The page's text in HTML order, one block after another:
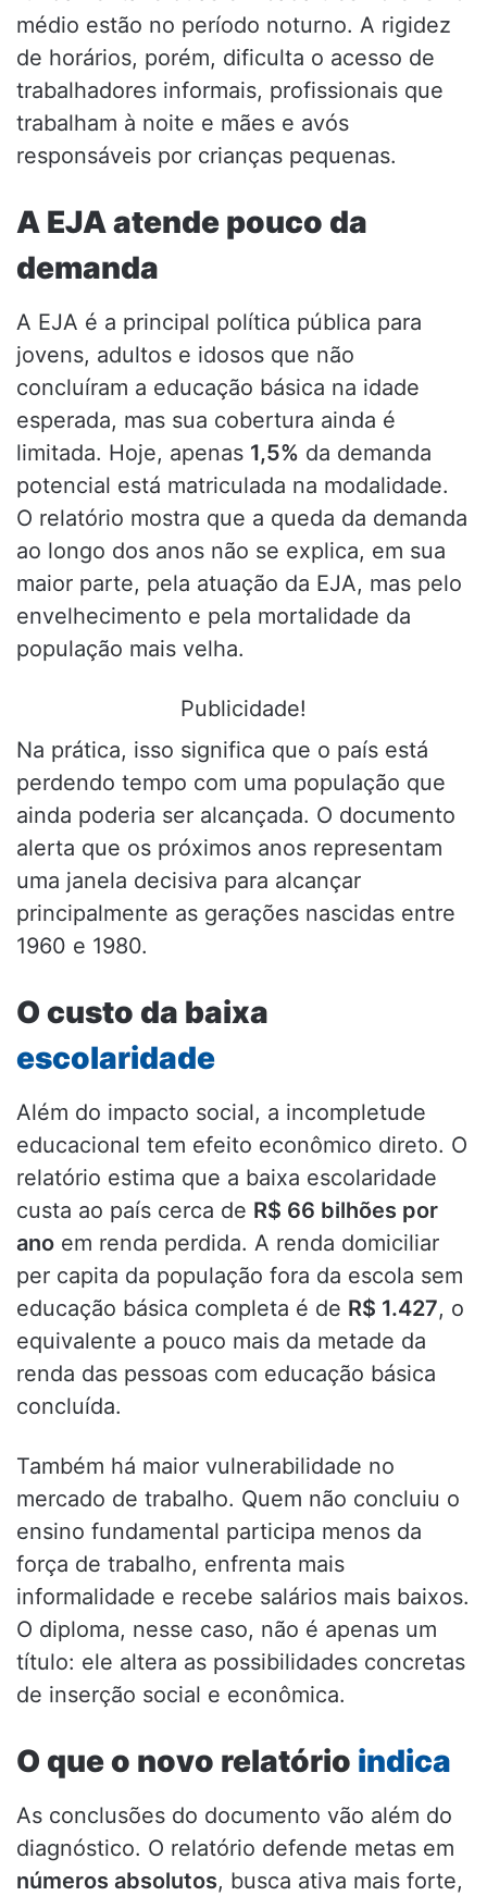
médio estão no período noturno. A rigidez
de horários, porém, dificulta o acesso de
trabalhadores informais, profissionais que
trabalham à noite e mães e avós
responsáveis por crianças pequenas.
A EJA atende pouco da
demanda
A EJA é a principal política pública para
jovens, adultos e idosos que não
concluíram a educação básica na idade
esperada, mas sua cobertura ainda é
limitada. Hoje, apenas 1,5% da demanda
potencial está matriculada na modalidade.
O relatório mostra que a queda da demanda
ao longo dos anos não se explica, em sua
maior parte, pela atuação da EJA, mas pelo
envelhecimento e pela mortalidade da
população mais velha.
Publicidade!
Na prática, isso significa que o país está
perdendo tempo com uma população que
ainda poderia ser alcançada. O documento
alerta que os próximos anos representam
uma janela decisiva para alcançar
principalmente as gerações nascidas entre
1960 e 1980.
O custo da baixa
escolaridade
Além do impacto social, a incompletude
educacional tem efeito econômico direto. O
relatório estima que a baixa escolaridade
custa ao país cerca de R$ 66 bilhões por
ano em renda perdida. A renda domiciliar
per capita da população fora da escola sem
educação básica completa é de R$ 1.427, o
equivalente a pouco mais da metade da
renda das pessoas com educação básica
concluída.
Também há maior vulnerabilidade no
mercado de trabalho. Quem não concluiu o
ensino fundamental participa menos da
força de trabalho, enfrenta mais
informalidade e recebe salários mais baixos.
O diploma, nesse caso, não é apenas um
título: ele altera as possibilidades concretas
de inserção social e econômica.
O que o novo relatório indica
As conclusões do documento vão além do
diagnóstico. O relatório defende metas em
números absolutos, busca ativa mais forte,